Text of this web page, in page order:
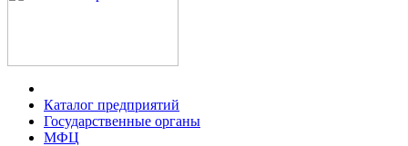
Каталог предприятий
Государственные органы
МФЦ